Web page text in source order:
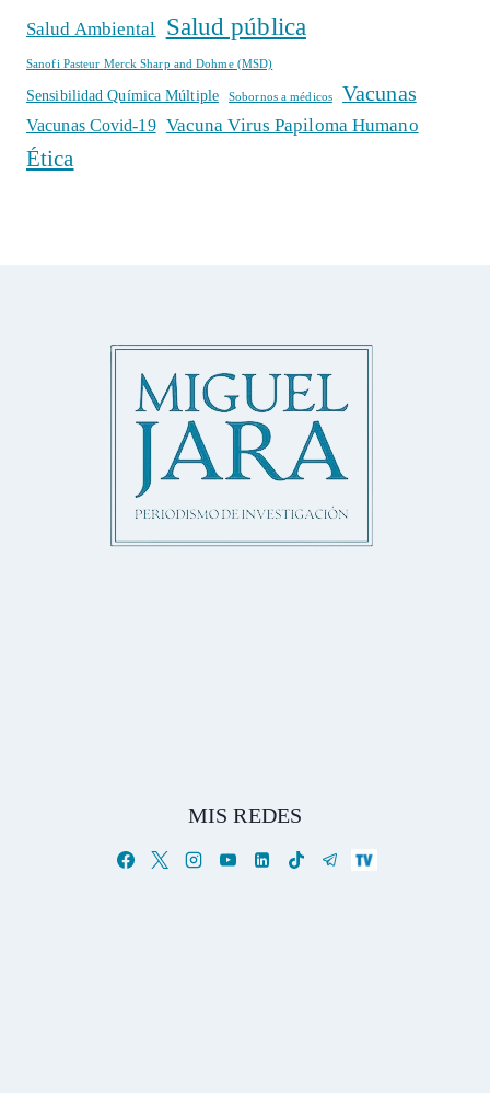
Salud Ambiental Salud pública
Sanofi Pasteur Merck Sharp and Dohme (MSD)
Sensibilidad Química Múltiple Sobornos a médicos Vacunas
Vacunas Covid-19 Vacuna Virus Papiloma Humano
Ética
MIS REDES